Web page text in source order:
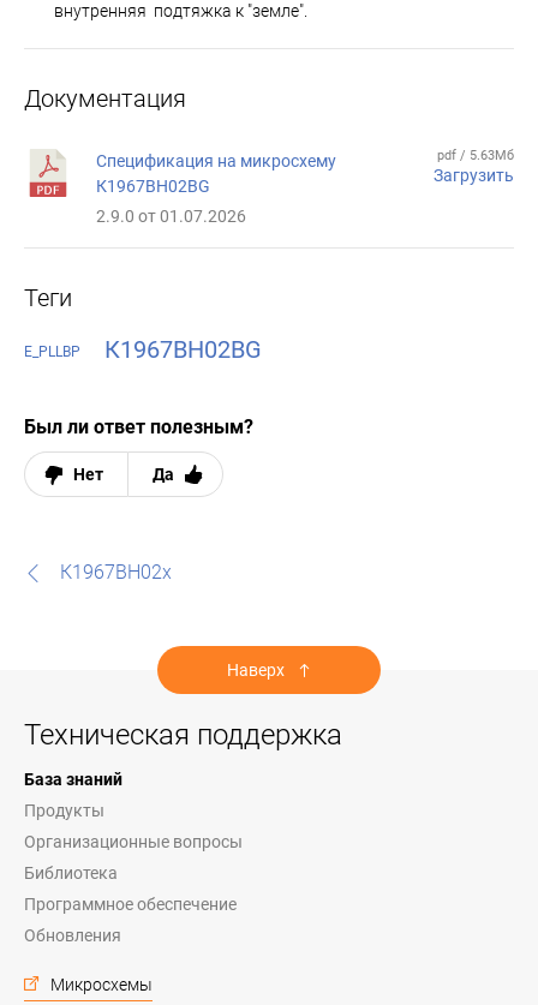
внутренняя подтяжка к "земле".
Документация
Спецификация на микросхему
К1967ВН02BG
2.9.0 от 01.07.2026
pdf / 5.63Мб
Загрузить
Теги
E_PLLBP К1967ВН02BG
Был ли ответ полезным?
Нет Да
К1967ВН02х
Наверх
Техническая поддержка
База знаний
Продукты
Организационные вопросы
Библиотека
Программное обеспечение
Обновления
Микросхемы